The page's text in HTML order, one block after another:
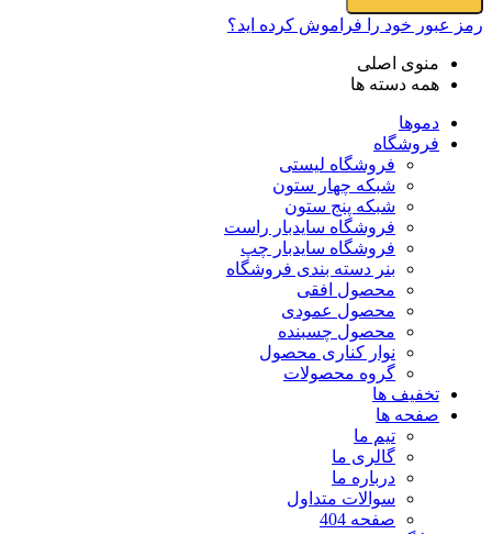
رمز عبور خود را فراموش کرده اید؟
منوی اصلی
همه دسته ها
دموها
فروشگاه
فروشگاه لیستی
شبکه چهار ستون
شبکه پنج ستون
فروشگاه سایدبار راست
فروشگاه سایدبار چپ
بنر دسته بندی فروشگاه
محصول افقی
محصول عمودی
محصول چسبنده
نوار کناری محصول
گروه محصولات
تخفیف ها
صفحه ها
تیم ما
گالری ما
درباره ما
سوالات متداول
صفحه 404